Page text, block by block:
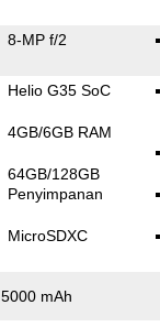
8-MP f/2
Helio G35 SoC
4GB/6GB RAM
64GB/128GB
Penyimpanan
MicroSDXC
5000 mAh